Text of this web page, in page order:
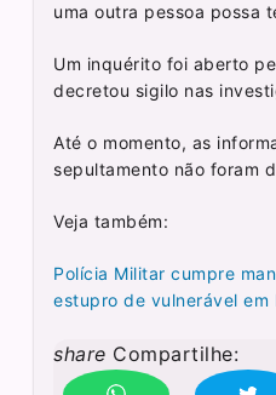
uma outra pessoa possa
Um inquérito foi aberto
decretou sigilo nas
Até o momento, as
sepultamento não foram
Veja também:
Polícia Militar cumpre
estupro de vulnerável em
share Compartilhe: